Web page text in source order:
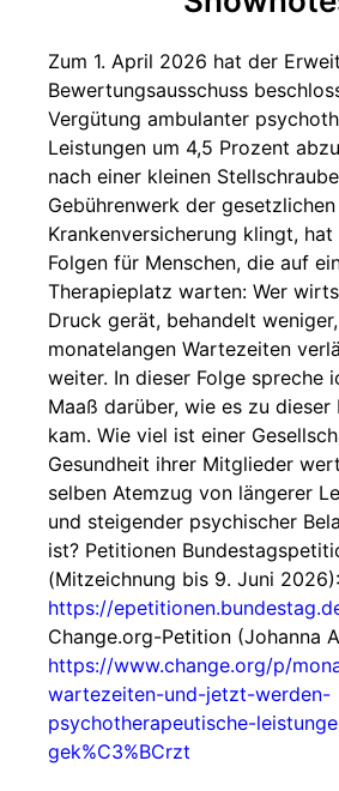
Zum 1. April 2026 hat der
Bewertungsausschuss
Vergütung ambulanter
Leistungen um 4,5 Prozent
nach einer kleinen
Gebührenwerk der gesetzlichen
Krankenversicherung klingt,
Folgen für Menschen, die auf
Therapieplatz warten: Wer
Druck gerät, behandelt
monatelangen Wartezeiten
weiter. In dieser Folge spreche
Maaß darüber, wie es zu dieser
kam. Wie viel ist einer
Gesundheit ihrer Mitglieder
selben Atemzug von längerer
und steigender psychischer
ist? Petitionen
(Mitzeichnung bis 9. Juni 2026):
https://
Change.org-Petition (Johanna
https://www.change.org/p/
wartezeiten-und-jetzt-werden-
psychotherapeutische-
gek%C3%BCrzt